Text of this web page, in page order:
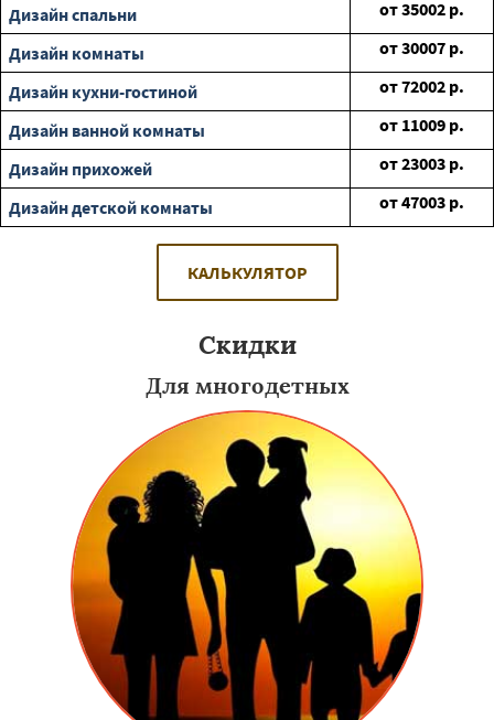
Дизайн спальни от35002 р.
Дизайн комнаты
от30007 р.
Дизайн кухни-гостиной
от72002 р.
Дизайн ванной комнаты
от 11009 р.
Дизайн прихожей
от23003 р.
Дизайн детской комнаты
от47003 р.
КАЛЬКУЛЯТОР
Скидки
Для многодетных